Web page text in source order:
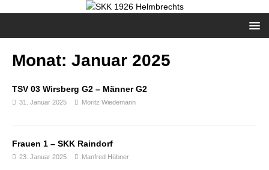
Monat: Januar 2025
TSV 03 Wirsberg G2 – Männer G2
31. Januar 2025 Moritz Wiedemann
Frauen 1 – SKK Raindorf
23. Januar 2025 Manfred Hübner